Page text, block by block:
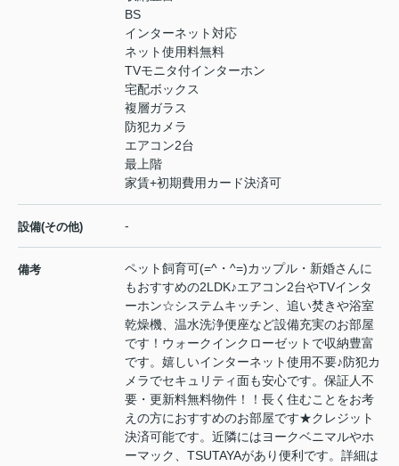
BS
インターネット対応
ネット使用料無料
TVモニタ付インターホン
宅配ボックス
複層ガラス
防犯カメラ
エアコン2台
最上階
家賃+初期費用カード決済可
設備(その他) -
備考
ペット飼育可(=^・^=)カップル・新婚さんに
もおすすめの2LDK♪エアコン2台やTVインタ
ーホン☆システムキッチン、追い焚きや浴室
乾燥機、温水洗浄便座など設備充実のお部屋
です！ウォークインクローゼットで収納豊富
です。嬉しいインターネット使用不要♪防犯カ
メラでセキュリティ面も安心です。保証人不
要・更新料無料物件！！長く住むことをお考
えの方におすすめのお部屋です★クレジット
決済可能です。近隣にはヨークベニマルやホ
ーマック、TSUTAYAがあり便利です。詳細は